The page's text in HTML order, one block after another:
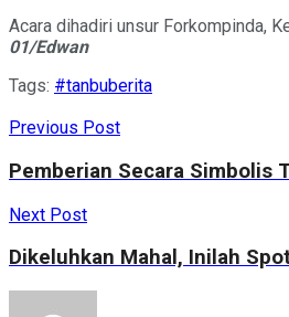
Acara dihadiri unsur Forkompinda,
01/Edwan
Tags: #tanbuberita
Previous Post
Pemberian Secara Simbolis
Next Post
Dikeluhkan Mahal, Inilah